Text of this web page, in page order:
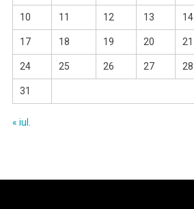
10 11 12 13 14
17 18 19 20 21
24 25 26 27 28
31
« iul.